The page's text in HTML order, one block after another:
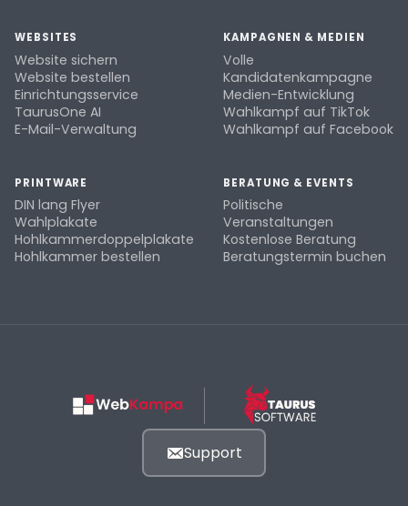
WEBSITES
Website sichern
Website bestellen
Einrichtungsservice
TaurusOne AI
E-Mail-Verwaltung
KAMPAGNEN & MEDIEN
Volle
Kandidatenkampagne
Medien-Entwicklung
Wahlkampf auf TikTok
Wahlkampf auf Facebook
PRINTWARE
DIN lang Flyer
Wahlplakate
Hohlkammerdoppelplakate
Hohlkammer bestellen
BERATUNG & EVENTS
Politische
Veranstaltungen
Kostenlose Beratung
Beratungstermin buchen
Support